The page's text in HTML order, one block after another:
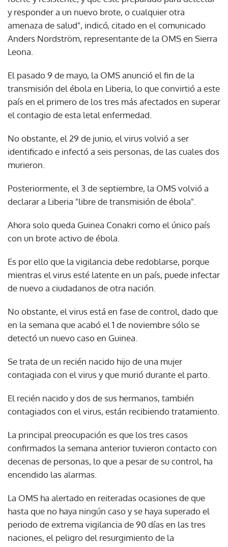
y responder a un nuevo brote, o cualquier otra
amenaza de salud", indicó, citado en el comunicado
Anders Nordström, representante de la OMS en Sierra
Leona.
El pasado 9 de mayo, la OMS anunció el fin de la
transmisión del ébola en Liberia, lo que convirtió a este
país en el primero de los tres más afectados en superar
el contagio de esta letal enfermedad.
No obstante, el 29 de junio, el virus volvió a ser
identificado e infectó a seis personas, de las cuales dos
murieron.
Posteriormente, el 3 de septiembre, la OMS volvió a
declarar a Liberia "libre de transmisión de ébola".
Ahora solo queda Guinea Conakri como el único país
con un brote activo de ébola.
Es por ello que la vigilancia debe redoblarse, porque
mientras el virus esté latente en un país, puede infectar
de nuevo a ciudadanos de otra nación.
No obstante, el virus está en fase de control, dado que
en la semana que acabó el 1 de noviembre sólo se
detectó un nuevo caso en Guinea.
Se trata de un recién nacido hijo de una mujer
contagiada con el virus y que murió durante el parto.
El recién nacido y dos de sus hermanos, también
contagiados con el virus, están recibiendo tratamiento.
La principal preocupación es que los tres casos
confirmados la semana anterior tuvieron contacto con
decenas de personas, lo que a pesar de su control, ha
encendido las alarmas.
La OMS ha alertado en reiteradas ocasiones de que
hasta que no haya ningún caso y se haya superado el
periodo de extrema vigilancia de 90 días en las tres
naciones, el peligro del resurgimiento de la